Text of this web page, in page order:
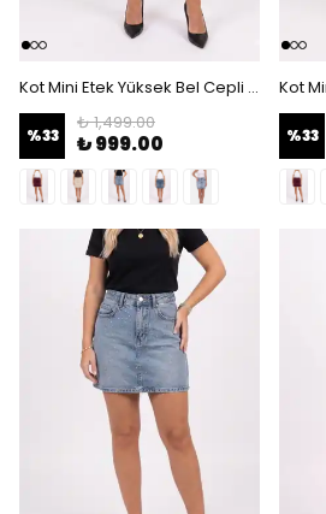
Kot Mini Etek Yüksek Bel Cepli Denim Etek Kadın Mini Etek - bordo
%33
₺ 1,499.00
₺ 999.00 %33